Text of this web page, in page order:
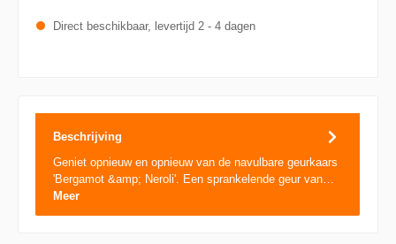
Direct beschikbaar, levertijd 2 - 4 dagen
Beschrijving
Geniet opnieuw en opnieuw van de navulbare geurkaars
'Bergamot &amp; Neroli'. Een sprankelende geur van…
Meer